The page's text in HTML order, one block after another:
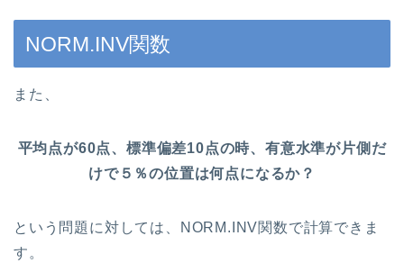
NORM.INV関数
また、
平均点が60点、標準偏差10点の時、有意水準が片側だ
けで５％の位置は何点になるか？
という問題に対しては、NORM.INV関数で計算できま
す。